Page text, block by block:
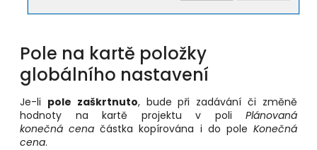
Pole na kartě položky
globálního nastavení
Je-li pole zaškrtnuto, bude při zadávání či změně
hodnoty na kartě projektu v poli Plánovaná
konečná cena částka kopírována i do poleKonečná
cena.